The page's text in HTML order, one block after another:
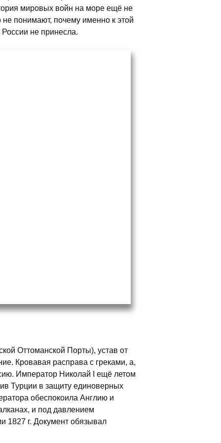
мировых войн на море ещё не
понимают, почему именно к этой
не принесла.
Оттоманской Порты), устав от
Кровавая расправа с греками, а,
Император Николай I ещё летом
Турции в защиту единоверных
обеспокоила Англию и
и под давлением
1827 г. Документ обязывал